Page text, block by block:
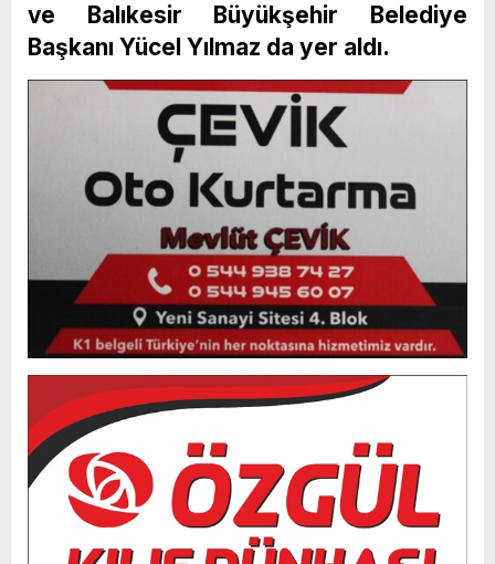
ve Balıkesir Büyükşehir Belediye
Başkanı Yücel Yılmaz da yer aldı.